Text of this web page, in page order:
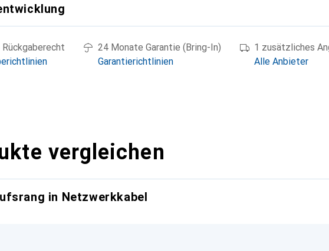
24 Monate Garantie (Bring-In)
Garantierichtlinien
1 zusätzliches
Alle Anbieter
vergleichen
in Netzwerkkabel